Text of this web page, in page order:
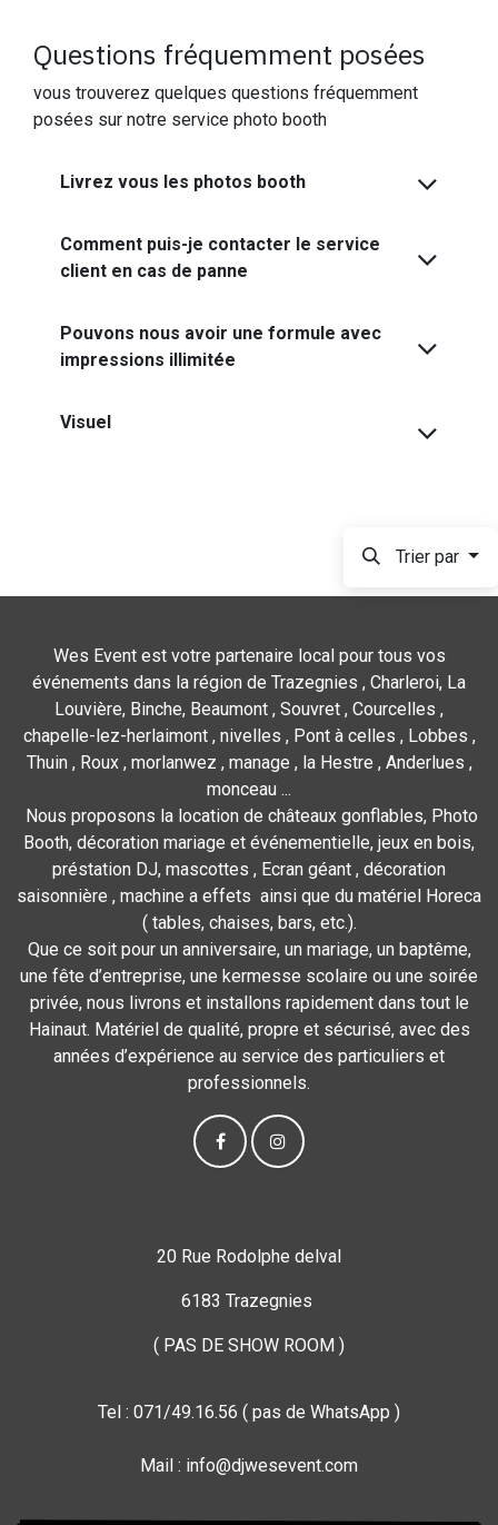
Questions fréquemment posées
vous trouverez quelques questions fréquemment
posées sur notre service photo booth
Livrez vous les photos booth
Comment puis-je contacter le service
client en cas de panne
Pouvons nous avoir une formule avec
impressions illimitée
Visuel
Trier par
Wes Event est votre partenaire local pour tous vos
événements dans la région de Trazegnies , Charleroi, La
Louvière, Binche, Beaumont , Souvret , Courcelles ,
chapelle-lez-herlaimont , nivelles , Pont à celles , Lobbes ,
Thuin , Roux , morlanwez , manage , la Hestre , Anderlues ,
monceau ...
Nous proposons la location de châteaux gonflables, Photo
Booth, décoration mariage et événementielle, jeux en bois,
préstation DJ, mascottes , Ecran géant , décoration
saisonnière , machine a effets ainsi que du matériel Horeca
( tables, chaises, bars, etc.).
Que ce soit pour un anniversaire, un mariage, un baptême,
une fête d’entreprise, une kermesse scolaire ou une soirée
privée, nous livrons et installons rapidement dans tout le
Hainaut. Matériel de qualité, propre et sécurisé, avec des
années d’expérience au service des particuliers et
professionnels.
20 Rue Rodolphe delval
6183 Trazegnies
( PAS DE SHOW ROOM )
Tel : 071/49.16.56 ( pas de WhatsApp )
Mail : info@djwesevent.com